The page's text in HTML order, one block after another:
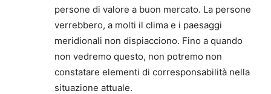
persone di valore a buon mercato. La persone
verrebbero, a molti il clima e i paesaggi
meridionali non dispiacciono. Fino a quando
non vedremo questo, non potremo non
constatare elementi di corresponsabilità nella
situazione attuale.